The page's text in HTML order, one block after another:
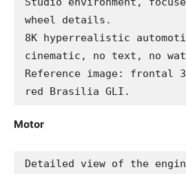
wheel details.
8K hyperrealistic
cinematic, no text, no
Reference image: frontal
red Brasilia GLI.
Motor
Detailed view of the